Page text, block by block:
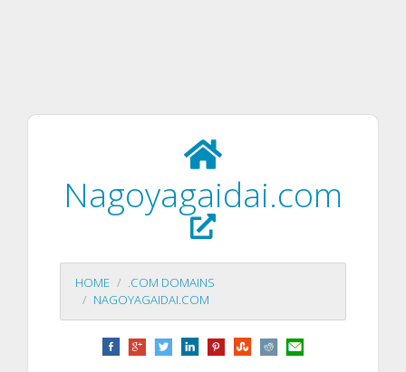
Nagoyagaidai.com
HOME
.COM DOMAINS
NAGOYAGAIDAI.COM